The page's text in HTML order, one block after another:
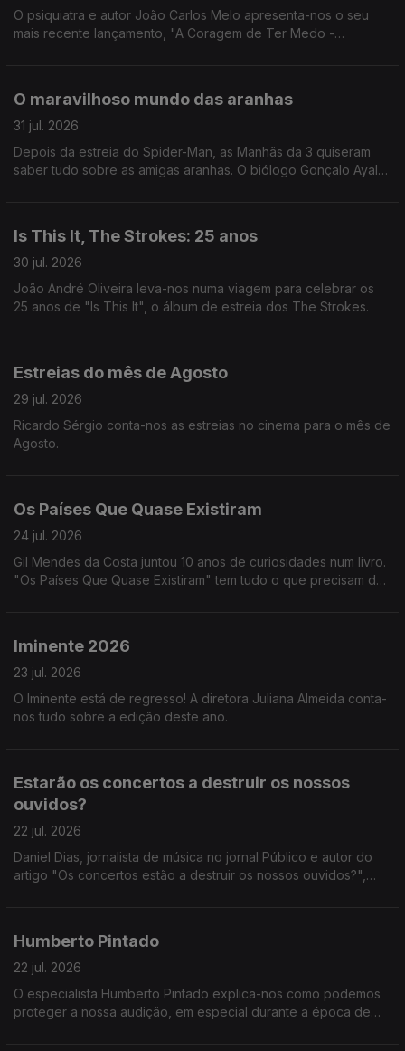
O psiquiatra e autor João Carlos Melo apresenta-nos o seu
mais recente lançamento, "A Coragem de Ter Medo -
O maravilhoso mundo das aranhas
31 jul. 2026
Depois da estreia do Spider-Man, as Manhãs da 3 quiseram
saber tudo sobre as amigas aranhas. O biólogo Gonçalo Ayala
Is This It, The Strokes: 25 anos
30 jul. 2026
João André Oliveira leva-nos numa viagem para celebrar os
25 anos de "Is This It", o álbum de estreia dos The Strokes.
Estreias do mês de Agosto
29 jul. 2026
Ricardo Sérgio conta-nos as estreias no cinema para o mês de
Agosto.
Os Países Que Quase Existiram
24 jul. 2026
Gil Mendes da Costa juntou 10 anos de curiosidades num livro.
"Os Países Que Quase Existiram" tem tudo o que precisam de
Iminente 2026
23 jul. 2026
O Iminente está de regresso! A diretora Juliana Almeida conta-
nos tudo sobre a edição deste ano.
Estarão os concertos a destruir os nossos
ouvidos?
22 jul. 2026
Daniel Dias, jornalista de música no jornal Público e autor do
artigo "Os concertos estão a destruir os nossos ouvidos?",
Humberto Pintado
22 jul. 2026
O especialista Humberto Pintado explica-nos como podemos
proteger a nossa audição, em especial durante a época de